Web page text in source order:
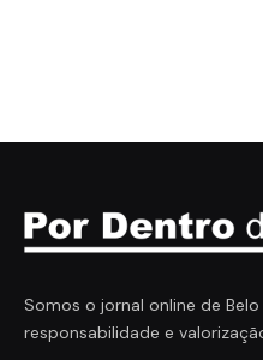
Somos o jornal online de
responsabilidade e